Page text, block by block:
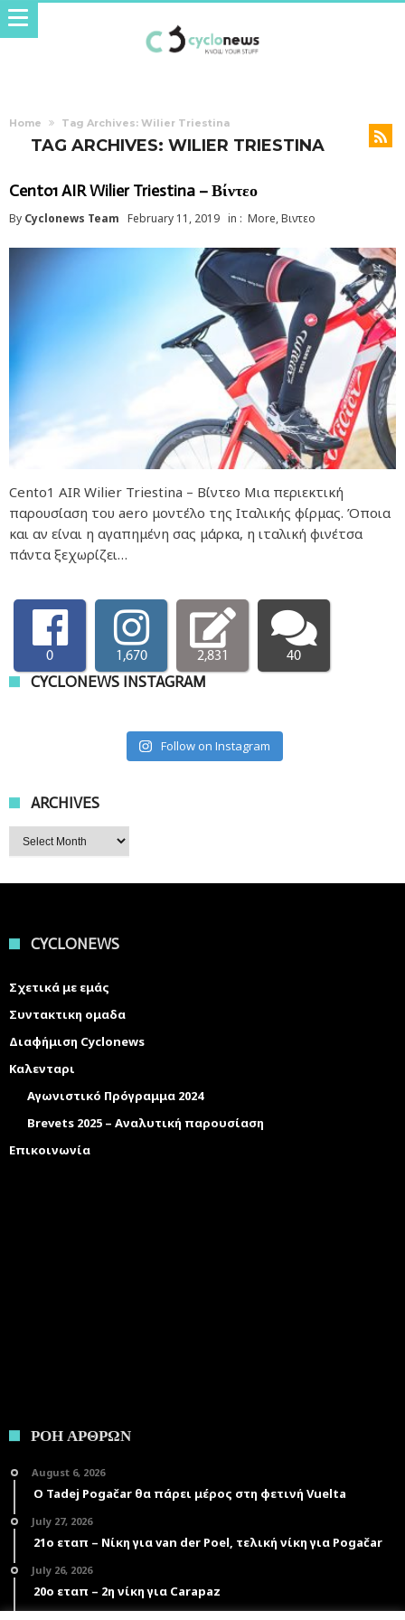
Home Tag Archives: Wilier Triestina
TAG ARCHIVES: WILIER TRIESTINA
Cento1 AIR Wilier Triestina – Βίντεο
By Cyclonews Team February 11, 2019 in : More,Βιντεο
Cento1 AIR Wilier Triestina – Βίντεο Μια περιεκτική
παρουσίαση του aero μοντέλο της Ιταλικής φίρμας. Όποια
και αν είναι η αγαπημένη σας μάρκα, η ιταλική φινέτσα
πάντα ξεχωρίζει…
0 1,670 2,831 40
CYCLONEWS INSTAGRAM
Follow on Instagram
ARCHIVES
Archives
CYCLONEWS
Σχετικά με εμάς
Συντακτικη ομαδα
Διαφήμιση Cyclonews
Καλενταρι
Αγωνιστικό Πρόγραμμα 2024
Brevets 2025 – Αναλυτική παρουσίαση
Επικοινωνία
ΡΟΗ ΑΡΘΡΩΝ
August 6, 2026
Ο Tadej Pogačar θα πάρει μέρος στη φετινή Vuelta
July 27, 2026
21ο εταπ – Νίκη για van der Poel, τελική νίκη για Pogačar
July 26, 2026
20ο εταπ – 2η νίκη για Carapaz